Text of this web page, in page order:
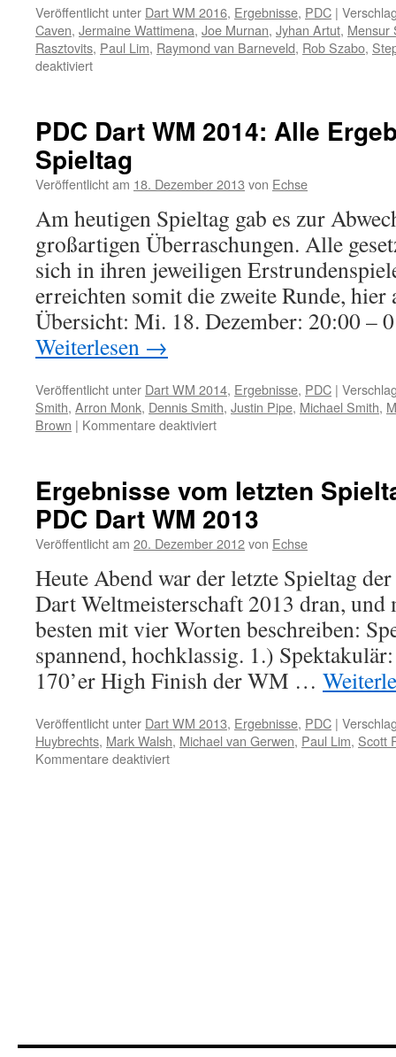
Veröffentlicht unter Dart WM 2016, Ergebnisse, PDC |
Caven, Jermaine Wattimena, Joe Murnan, Jyhan Artut, Mensur
Rasztovits, Paul Lim, Raymond van Barneveld, Rob Szabo,
deaktiviertfür
2016
–
4.
Spieltag:
Suljovic
in
Runde
2
PDC Dart WM 2014: Alle
Spieltag
Veröffentlicht am 18. Dezember 2013 von Echse
Am heutigen Spieltag gab es zur
großartigen Überraschungen. Alle
sich in ihren jeweiligen
erreichten somit die zweite Runde, hier
Übersicht: Mi. 18. Dezember: 20:00 –
Weiterlesen →
Veröffentlicht unter Dart WM 2014, Ergebnisse, PDC |
Smith, Arron Monk, Dennis Smith, Justin Pipe, Michael Smith,
Brown | Kommentare deaktiviertfür
2014:
Alle
Ergebnisse
vom
Spieltag
Ergebnisse vom letzten
PDC Dart WM 2013
Veröffentlicht am 20. Dezember 2012von Echse
Heute Abend war der letzte Spieltag
Dart Weltmeisterschaft 2013 dran, und
besten mit vier Worten beschreiben:
spannend, hochklassig. 1.)
170’er High Finish der WM …
Veröffentlicht unter Dart WM 2013, Ergebnisse, PDC |
Huybrechts, Mark Walsh, Michael van Gerwen, Paul Lim, Scott
Kommentare deaktiviertfür